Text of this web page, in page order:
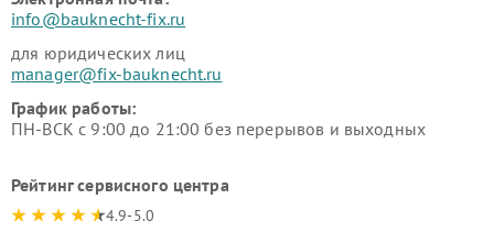
info@bauknecht-fix.ru
для юридических лиц
manager@fix-bauknecht.ru
График работы:
ПН-ВСК с 9:00 до 21:00 без перерывов и выходных
Рейтинг сервисного центра
4.9-5.0